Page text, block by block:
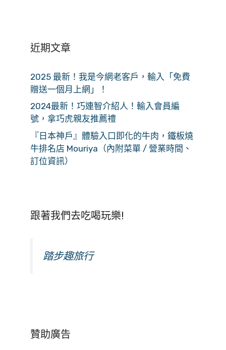
近期文章
2025 最新！我是今網老客戶，輸入「免費
贈送一個月上網」！
2024最新！巧連智介紹人！輸入會員編
號，拿巧虎親友推薦禮
『日本神戶』體驗入口即化的牛肉，鐵板燒
牛排名店 Mouriya（內附菜單 / 營業時間、
訂位資訊）
跟著我們去吃喝玩樂!
踏步趣旅行
贊助廣告